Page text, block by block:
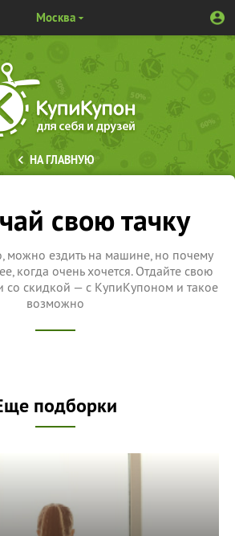
Москва
НА ГЛАВНУЮ
свою тачку
можно ездить на машине, но почему
когда очень хочется. Отдайте свою
со скидкой — с КупиКупоном и такое
возможно
подборки